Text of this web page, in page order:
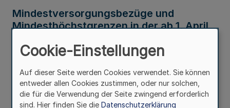
Mindestversorgungsbezüge und
Mindesthöchstgrenzen in der ab 1. April
Verwaltungsvorschrift
Cookie-Einstellungen
Auf dieser Seite werden Cookies verwendet. Sie können
entweder allen Cookies zustimmen, oder nur solchen,
die für die Verwendung der Seite zwingend erforderlich
sind. Hier finden Sie die Datenschutzerklärung